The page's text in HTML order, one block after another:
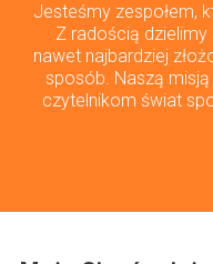
Jesteśmy zespołem,
Z radością dzielimy
nawet najbardziej
sposób. Naszą
czytelnikom świat